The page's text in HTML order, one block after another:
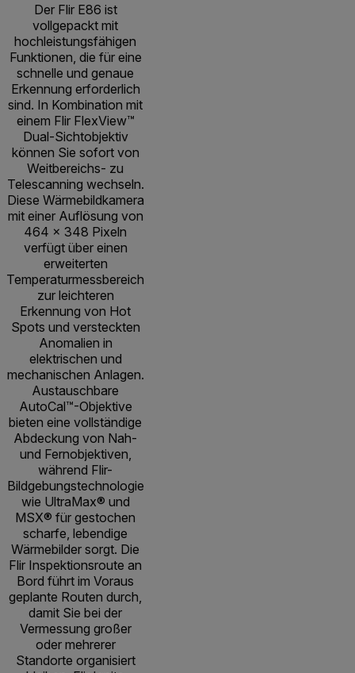
Der Flir E86 ist
vollgepackt mit
hochleistungsfähigen
Funktionen, die für eine
schnelle und genaue
Erkennung erforderlich
sind. In Kombination mit
einem Flir FlexView™
Dual-Sichtobjektiv
können Sie sofort von
Weitbereichs- zu
Telescanning wechseln.
Diese Wärmebildkamera
mit einer Auflösung von
464 × 348 Pixeln
verfügt über einen
erweiterten
Temperaturmessbereich
zur leichteren
Erkennung von Hot
Spots und versteckten
Anomalien in
elektrischen und
mechanischen Anlagen.
Austauschbare
AutoCal™-Objektive
bieten eine vollständige
Abdeckung von Nah-
und Fernobjektiven,
während Flir-
Bildgebungstechnologie
wie UltraMax® und
MSX® für gestochen
scharfe, lebendige
Wärmebilder sorgt. Die
Flir Inspektionsroute an
Bord führt im Voraus
geplante Routen durch,
damit Sie bei der
Vermessung großer
oder mehrerer
Standorte organisiert